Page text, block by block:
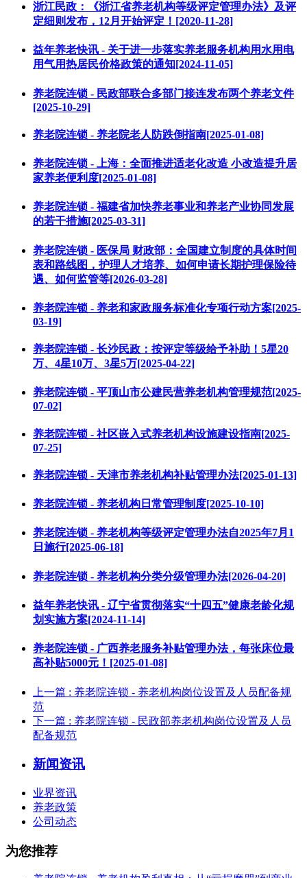
浙江民政：《浙江省养老机构等级评定管理办法》及评
定细则发布，12月开始评定！[2020-11-28]
益年养老快讯 - 关于进一步落实养老服务机构用水用电
用气用热居民价格政策的通知[2024-11-05]
养老院连锁 - 民政部联合多部门接连发布两个养老文件
[2025-10-29]
养老院连锁 - 养老院老人防跌倒指南[2025-01-08]
养老院连锁 - 上海：全面推进适老化改造 小改造提升居
家养老便利度[2025-01-08]
养老院连锁 - 福建省加快养老事业和养老产业协同发展
的若干措施[2025-03-31]
养老院连锁 - 医保局 财政部：全国建立制度的具体时间
表和路线图，护理人才培养、如何申请长期护理保险待
遇、如何监管等[2026-03-28]
养老院连锁 - 养老和家政服务标准化专项行动方案[2025-
03-19]
养老院连锁 - 长沙民政：按评定等级给予补助！5星20
万、4星10万、3星5万[2025-04-22]
养老院连锁 - 平顶山市公建民营养老机构管理规范[2025-
07-02]
养老院连锁 - 社区嵌入式养老机构设施建设指南[2025-
07-25]
养老院连锁 - 天津市养老机构补贴管理办法[2025-01-13]
养老院连锁 - 养老机构日常管理制度[2025-10-10]
养老院连锁 - 养老机构等级评定管理办法自2025年7月1
日施行[2025-06-18]
养老院连锁 - 养老机构分类分级管理办法[2026-04-20]
益年养老快讯 - 辽宁省贯彻落实“十四五”健康老龄化规
划实施方案[2024-11-14]
养老院连锁 - 广西养老服务补贴管理办法，每张床位最
高补贴5000元！[2025-01-08]
上一篇 : 养老院连锁 - 养老机构岗位设置及人员配备规
范
下一篇 : 养老院连锁 - 民政部养老机构岗位设置及人员
配备规范
新闻资讯
业界资讯
养老政策
公司动态
为您推荐